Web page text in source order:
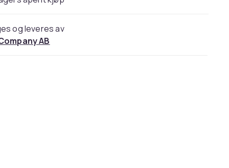
og leveres av
AB